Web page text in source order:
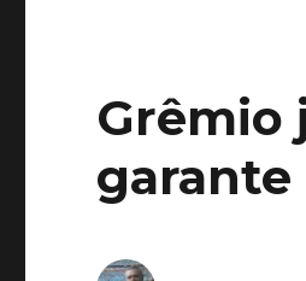
Grêmio
garante